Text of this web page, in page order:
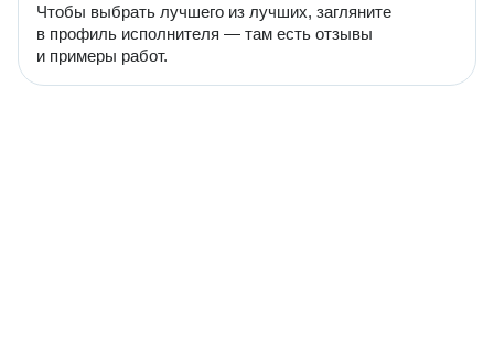
Чтобы выбрать лучшего из лучших, загляните
в профиль исполнителя — там есть отзывы
и примеры работ.